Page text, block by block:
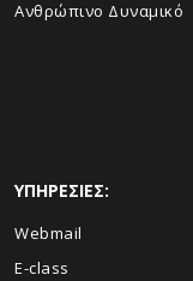
Ανθρώπινο Δυναμικό
ΥΠΗΡΕΣΙΕΣ:
Webmail
E-class